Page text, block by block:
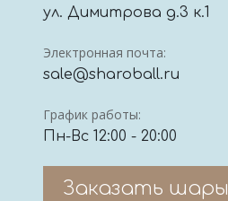
ул. Димитрова д.3 к.1
Электронная почта:
sale@sharoball.ru
График работы:
Пн-Вс 12:00 - 20:00
Заказать шары